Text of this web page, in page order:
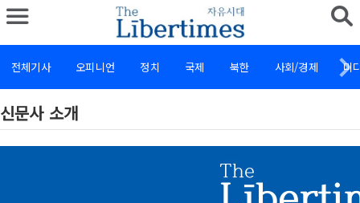
전체기사 오피니언 정치 국제 북한 사회/경제 미
신문사 소개